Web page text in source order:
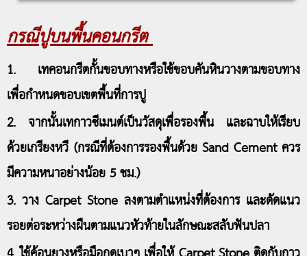
กรณีปูบนพื้นคอนกรีต
1. เทคอนกรีตกั้นขอบทางหรือใช้ขอบคันหินวางตามขอบทาง
เพื่อกำหนดขอบเขตพื้นที่การปู
2. จากนั้นเทกาวซีเมนต์เป็นวัสดุเพื่อรองพื้น และฉาบให้เรียบ
ด้วยเกรียงหวี (กรณีที่ต้องการรองพื้นด้วย Sand Cement ควร
มีความหนาอย่างน้อย 5 ชม.)
3. วาง Carpet Stone ลงตามตำแหน่งที่ต้องการ และดัดแนว
รอยต่อระหว่างผืนตามแนวหัวท้ายในลักษณะสลับฟันปลา